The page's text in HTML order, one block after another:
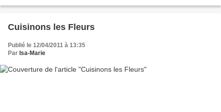
Cuisinons les Fleurs
Publié le 12/04/2011 à 13:35
Par Isa-Marie